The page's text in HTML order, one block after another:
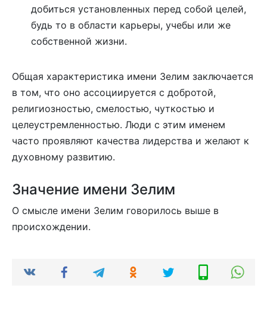
добиться установленных перед собой целей,
будь то в области карьеры, учебы или же
собственной жизни.
Общая характеристика имени Зелим заключается
в том, что оно ассоциируется с добротой,
религиозностью, смелостью, чуткостью и
целеустремленностью. Люди с этим именем
часто проявляют качества лидерства и желают к
духовному развитию.
Значение имени Зелим
О смысле имени Зелим говорилось выше в
происхождении.